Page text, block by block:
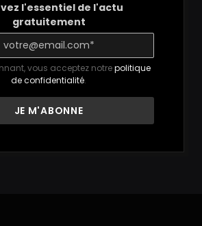
l'essentiel de l'actu
gratuitement
vous acceptez notrepolitique
de confidentialité.